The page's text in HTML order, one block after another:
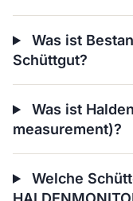
Was ist
Schüttgut?
Was ist
measurement)?
Welche